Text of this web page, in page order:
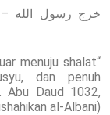
خرج رسول الله –
menuju shalat
dan penuh
Abu Daud 1032,
al-Albani).